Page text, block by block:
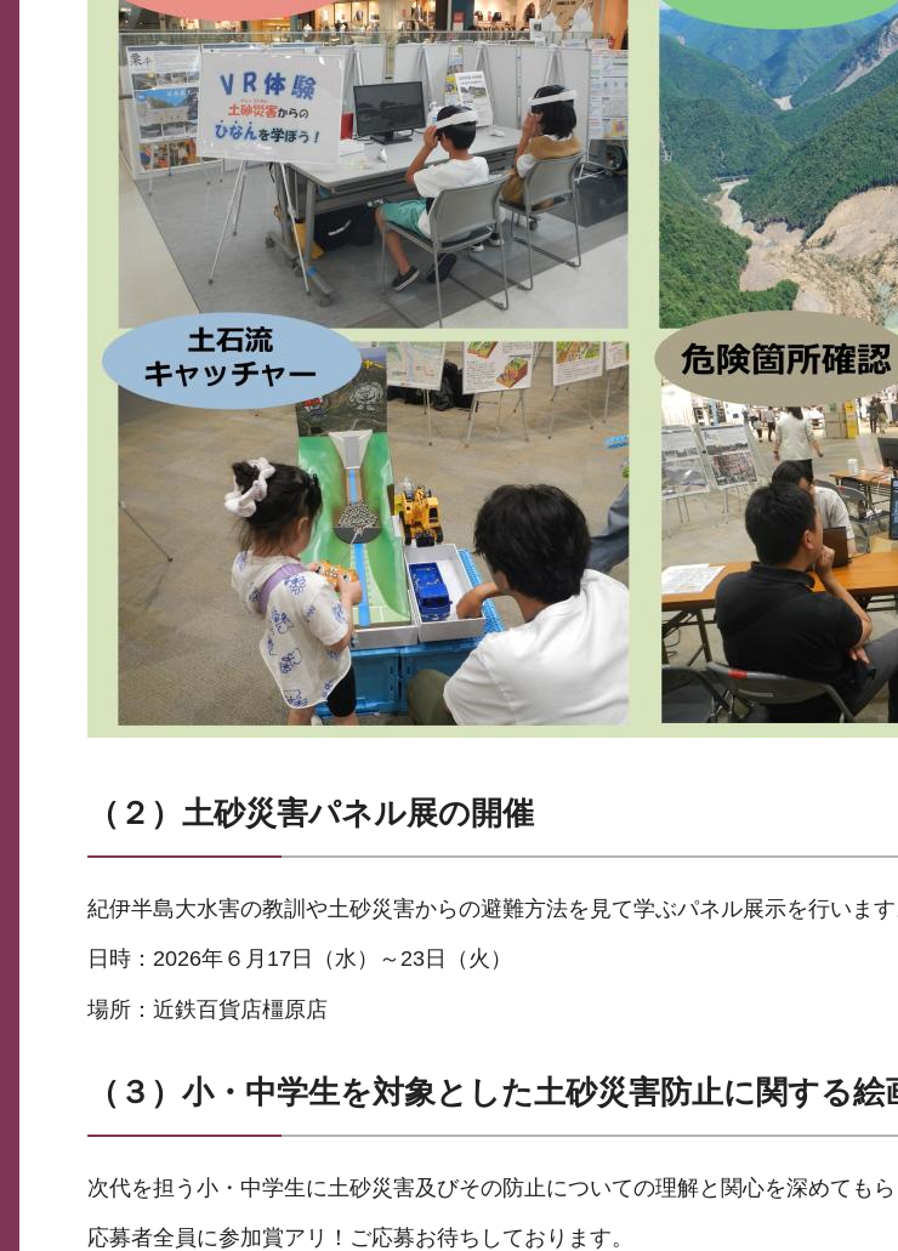
（２）土砂災害パネル展の開催
紀伊半島大水害の教訓や土砂災害からの避難方法を見て学ぶパネル展示を行いま
日時：2026年６月17日（水）～23日（火）
場所：近鉄百貨店橿原店
（３）小・中学生を対象とした土砂災害防止に関する
次代を担う小・中学生に土砂災害及びその防止についての理解と関心を深めても
応募者全員に参加賞アリ！ご応募お待ちしております。